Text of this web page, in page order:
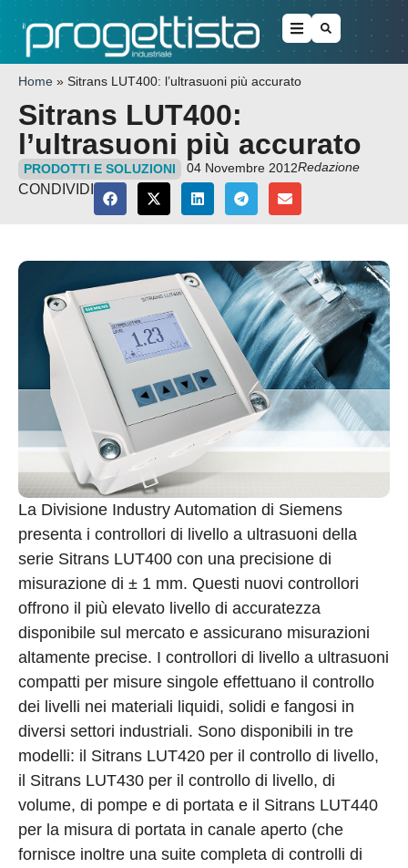
Home » Sitrans LUT400: l’ultrasuoni più accurato
Sitrans LUT400:
l’ultrasuoni più accurato
PRODOTTI E SOLUZIONI 04 Novembre 2012Redazione
CONDIVIDI
La Divisione Industry Automation di Siemens
presenta i controllori di livello a ultrasuoni della
serie Sitrans LUT400 con una precisione di
misurazione di ± 1 mm. Questi nuovi controllori
offrono il più elevato livello di accuratezza
disponibile sul mercato e assicurano misurazioni
altamente precise. I controllori di livello a ultrasuoni
compatti per misure singole effettuano il controllo
dei livelli nei materiali liquidi, solidi e fangosi in
diversi settori industriali. Sono disponibili in tre
modelli: il Sitrans LUT420 per il controllo di livello,
il Sitrans LUT430 per il controllo di livello, di
volume, di pompe e di portata e il Sitrans LUT440
per la misura di portata in canale aperto (che
fornisce inoltre una suite completa di controlli di